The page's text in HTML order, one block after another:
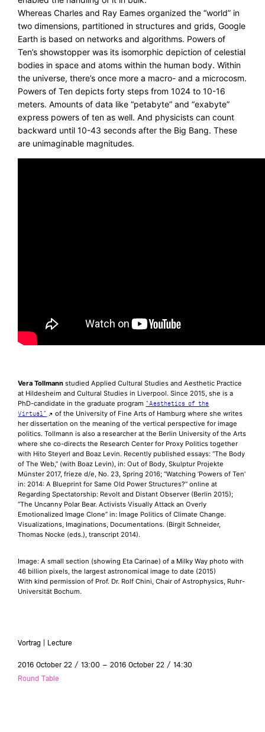
Whereas Charles and Ray Eames organized the “world” in
two dimensions, partitioned in structures and grids, Google
Earth is based on networks and algorithms. Powers of
Ten’s showstopper was its isomorphic depiction of celestial
bodies in space and atoms within the human body. Within
the universe, there’s once more a macro- and a microcosm.
Powers of Ten depicts forty steps from 1024 to 10-16
meters. Amounts of data like “petabyte” and “exabyte”
express powers of ten as well. And physicists can count
backward until 10-43 seconds after the Big Bang. These
are unimaginable magnitudes.
Vera Tollmann studied Applied Cultural Studies and Aesthetic Practice
at Hildesheim and Cultural Studies in Liverpool. Since 2015, she is a
PhD-candidate in the graduate program “Aesthetics of the
Virtual”
of the University of Fine Arts of Hamburg where she writes
her dissertation on the meaning of the vertical perspective for image
politics. Tollmann is also a researcher at the Berlin University of the Arts
where she co-directs the Research Center for Proxy Politics together
with Hito Steyerl and Boaz Levin. Recently published essays: “The Body
of The Web,” (with Boaz Levin), in: Out of Body, Skulptur Projekte
Münster 2017, frieze d/e, No. 23, Spring 2016; “Watching ’Powers of Ten’
in: 2014: A Blueprint for Same Old Power Structures?” online at
Regarding Spectatorship: Revolt and Distant Observer (Berlin 2015);
“The Uncanny Polar Bear. Activists Visually Attack an Overly
Emotionalized Image Clone” in: Image Politics of Climate Change.
Visualizations, Imaginations, Documentations. (Birgit Schneider,
Thomas Nocke (eds.), transcript 2014).
Image: A small section (showing Eta Carinae) of a Milky Way photo with
46 billion pixels, the largest astronomical image to date (2015)
With kind permission of Prof. Dr. Rolf Chini, Chair of Astrophysics, Ruhr-
Universität Bochum.
Vortrag | Lecture
2016 October 22 / 13:00 – 2016 October 22 / 14:30
Round Table